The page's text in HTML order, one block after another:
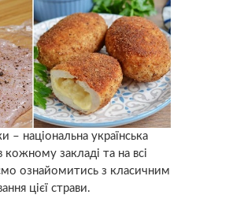
– національна українська
кожному закладі та на всі
ознайомитись з класичним
цієї страви.